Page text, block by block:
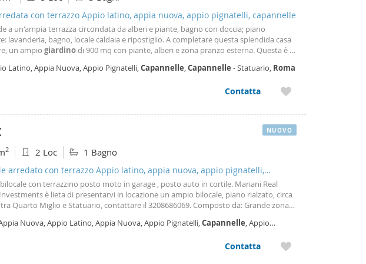
con terrazzo Appio latino, appia nuova, appio pignatelli, capannelle
a un'ampia terrazza circondata da alberi e piante, bagno con doccia; piano
lavanderia, bagno, locale caldaia e ripostiglio. A completare questa splendida casa
un ampio giardinodi 900 mq con piante, alberi e zona pranzo esterna. Questa è la
un'opportunità davvero
Latino, Appia Nuova, Appio Pignatelli,Capannelle,Capannelle - Statuario, Roma
Contatta
2 2 Loc 1 Bagno
arredato con terrazzo Appio latino, appia nuova, appio pignatelli,
con terrazzino posto moto in garage , posto auto in cortile. Mariani Real
è lieta di presentarvi in locazione un ampio bilocale, piano rialzato, circa
Quarto Miglio e Statuario, contattare il 3208686069. Composto da: Grande zona
con box doccia, e comodo terrazzino loggiato, con accesso dalla zona giorno.
di recente costruzione, grate alle finestre, porta blindata, infissi con doppio vetro,
Nuova, Appio Latino, Appia Nuova, Appio Pignatelli,Capannelle, Appio
Contatta
NUOVO